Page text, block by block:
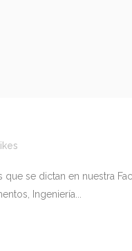
se dictan en nuestra
Ingeniería...